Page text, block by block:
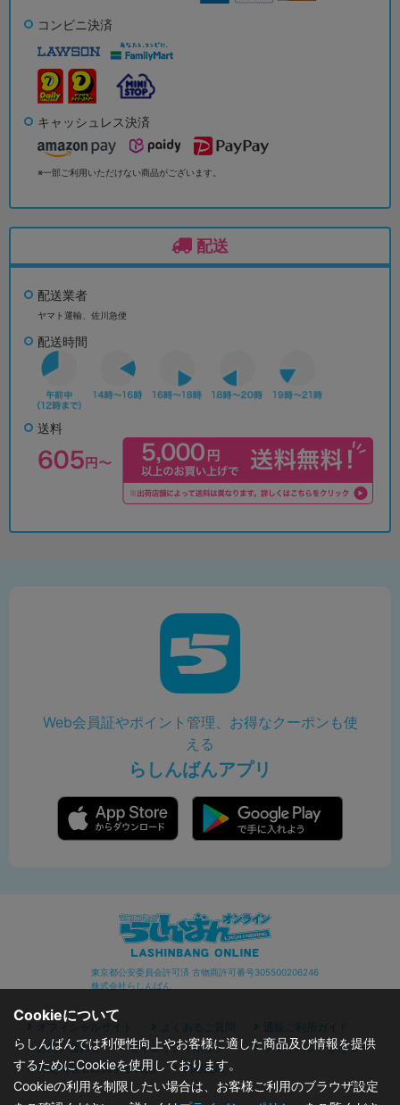
コンビニ決済
キャッシュレス決済
※一部ご利用いただけない商品がございます。
配送
配送業者
ヤマト運輸、佐川急便
配送時間
送料
Web会員証やポイント管理、お得なクーポンも使
える
らしんばんアプリ
東京都公安委員会許可済 古物商許可番号305500206246
株式会社らしんばん
オフィシャルサイト よくあるご質問
通販ご利用ガイド
お問い合わせ
セキュリティポリシー
プライバシーポリシー
特定商取引に関する表記
利用規約
Cookieについて
らしんばんでは利便性向上やお客様に適した商品及び情報を提供
するためにCookieを使用しております。
Cookieの利用を制限したい場合は、お客様ご利用のブラウザ設定